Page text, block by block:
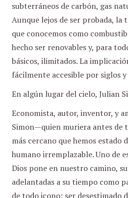
subterráneos de carbón, gas
Aunque lejos de ser probada, la
que conocemos como
hecho ser renovables y, para
básicos, ilimitados. La
fácilmente accesible por siglos
En algún lugar del cielo, Julian
Economista, autor, inventor, y
Simon—quien muriera antes de
más cercano que hemos estado
humano irremplazable. Uno de
Dios pone en nuestro camino,
adelantadas a su tiempo como
de todo icono: ser desestimado